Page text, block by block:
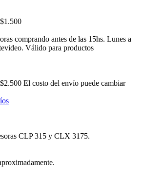
comprando antes de las 15hs. Lunes a
Válido para productos
El costo del envío puede cambiar
CLP 315 y CLX 3175.